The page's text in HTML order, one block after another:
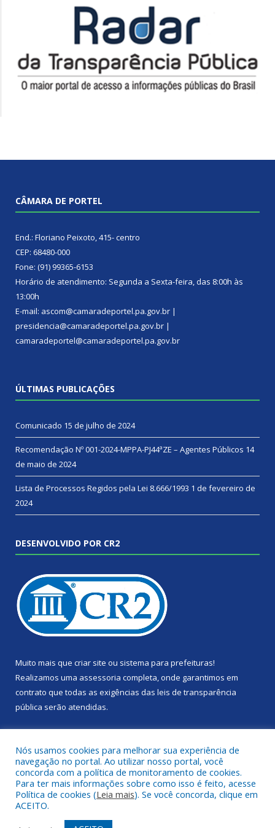
CÂMARA DE PORTEL
End.: Floriano Peixoto, 415- centro
CEP: 68480-000
Fone: (91) 99365-6153
Horário de atendimento: Segunda a Sexta-feira, das 8:00h às
13:00h
E-mail: ascom@camaradeportel.pa.gov.br |
presidencia@camaradeportel.pa.gov.br |
camaradeportel@camaradeportel.pa.gov.br
ÚLTIMAS PUBLICAÇÕES
Comunicado 15 de julho de 2024
Recomendação Nº 001-2024-MPPA-PJ44ªZE – Agentes Públicos 14
de maio de 2024
Lista de Processos Regidos pela Lei 8.666/1993 1 de fevereiro de
2024
DESENVOLVIDO POR CR2
Muito mais que criar site ou sistema para prefeituras!
Realizamos uma assessoria completa, onde garantimos em
contrato que todas as exigências das leis de transparência
pública serão atendidas.
Todos os direitos reservados a Câmara Municipal de Portel.
Nós usamos cookies para melhorar sua experiência de
navegação no portal. Ao utilizar nosso portal, você
concorda com a política de monitoramento de cookies.
Para ter mais informações sobre como isso é feito, acesse
Política de cookies (Leia mais). Se você concorda, clique em
ACEITO.